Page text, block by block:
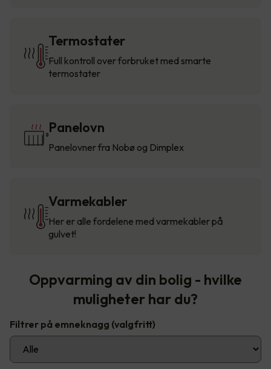
Termostater
Full kontroll over forbruket med smarte
termostater
Panelovn
Panelovner fra Nobø og Dimplex
Varmekabler
Her er alle fordelene med varmekabler på
gulvet!
Oppvarming av din bolig - hvilke
muligheter har du?
Filtrer på emneknagg (valgfritt)